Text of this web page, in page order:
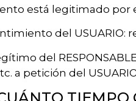
está legitimado por
del
del
a petición del